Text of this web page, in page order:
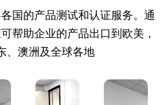
国的产品测试和认证服务。通
帮助企业的产品出口到欧美，
、澳洲及全球各地